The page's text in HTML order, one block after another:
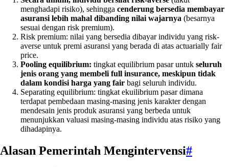
menghadapi risiko), sehingga cenderung bersedia membayar
asuransi lebih mahal dibanding nilai wajarnya (besarnya
sesuai dengan risk premium).
Risk premium: nilai yang bersedia dibayar individu yang risk-
averse untuk premi asuransi yang berada di atas actuarially fair
price.
Pooling equilibrium: tingkat equilibrium pasar untuk seluruh
jenis orang yang membeli full insurance, meskipun tidak
dalam kondisi harga yang fair bagi seluruh individu.
Separating equilibrium: tingkat ekuilibrium pasar dimana
terdapat pembedaan masing-masing jenis karakter dengan
mendesain jenis produk asuransi yang berbeda untuk
menunjukkan valuasi masing-masing individu atas risiko yang
dihadapinya.
Alasan Pemerintah Mengintervensi#